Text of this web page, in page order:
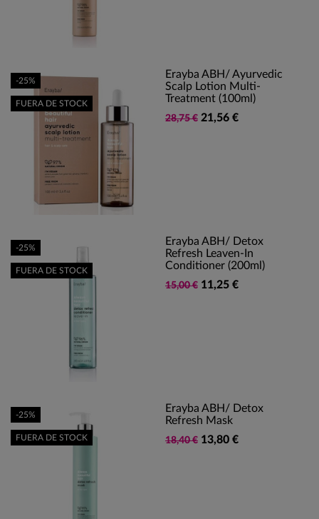
Erayba ABH/ Ayurvedic
Scalp Lotion Multi-
Treatment (100ml)
28,75 € 21,56 €
-25%
FUERA DE STOCK
Erayba ABH/ Detox
Refresh Leaven-In
Conditioner (200ml)
15,00 € 11,25 €
-25%
FUERA DE STOCK
Erayba ABH/ Detox
Refresh Mask
18,40 € 13,80 €
-25%
FUERA DE STOCK